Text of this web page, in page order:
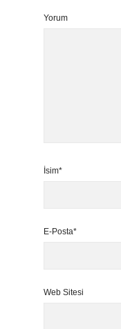
Yorum
İsim*
E-Posta*
Web Sitesi